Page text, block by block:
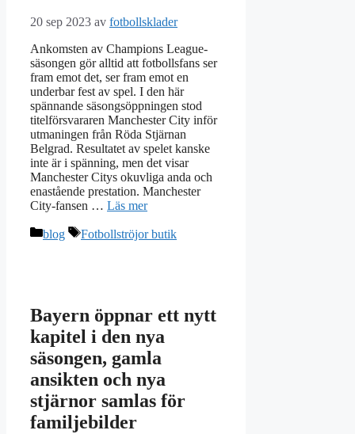
20 sep 2023 av fotbollsklader
Ankomsten av Champions League-
säsongen gör alltid att fotbollsfans ser
fram emot det, ser fram emot en
underbar fest av spel. I den här
spännande säsongsöppningen stod
titelförsvararen Manchester City inför
utmaningen från Röda Stjärnan
Belgrad. Resultatet av spelet kanske
inte är i spänning, men det visar
Manchester Citys okuvliga anda och
enastående prestation. Manchester
City-fansen … Läs mer
Kategorier
blog Etiketter
Fotbollströjor butik
Bayern öppnar ett nytt
kapitel i den nya
säsongen, gamla
ansikten och nya
stjärnor samlas för
familjebilder